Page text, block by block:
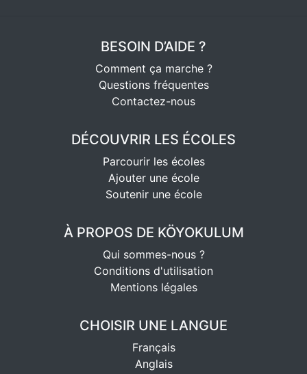
BESOIN D’AIDE ?
Comment ça marche ?
Questions fréquentes
Contactez-nous
DÉCOUVRIR LES ÉCOLES
Parcourir les écoles
Ajouter une école
Soutenir une école
À PROPOS DE KÖYOKULUM
Qui sommes-nous ?
Conditions d'utilisation
Mentions légales
CHOISIR UNE LANGUE
Français
Anglais